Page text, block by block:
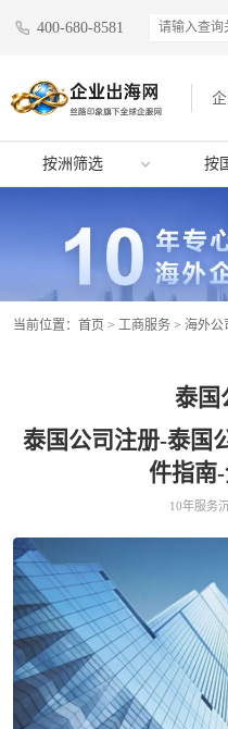
400-680-8581
按洲筛选 按
当前位置： 首页 > 工商服务 > 海外公
泰国
泰国公司注册-泰国
件指南
10年服务